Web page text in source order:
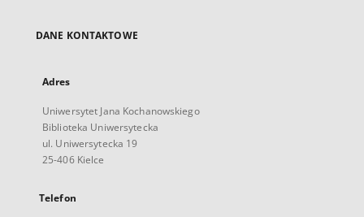
DANE KONTAKTOWE
Adres
Uniwersytet Jana Kochanowskiego
Biblioteka Uniwersytecka
ul. Uniwersytecka 19
25-406 Kielce
Telefon